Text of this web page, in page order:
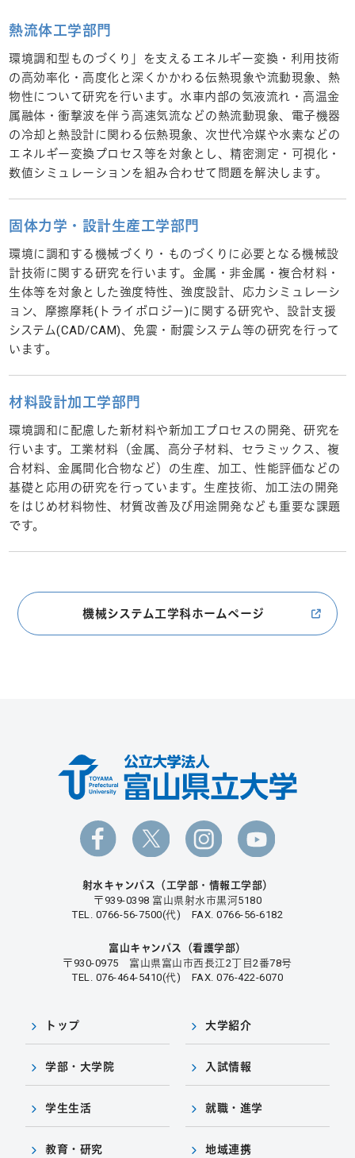
熱流体工学部門
環境調和型ものづくり」を支えるエネルギー変換・利用技術
の高効率化・高度化と深くかかわる伝熱現象や流動現象、熱
物性について研究を行います。水車内部の気液流れ・高温金
属融体・衝撃波を伴う高速気流などの熱流動現象、電子機器
の冷却と熱設計に関わる伝熱現象、次世代冷媒や水素などの
エネルギー変換プロセス等を対象とし、精密測定・可視化・
数値シミュレーションを組み合わせて問題を解決します。
固体力学・設計生産工学部門
環境に調和する機械づくり・ものづくりに必要となる機械設
計技術に関する研究を行います。金属・非金属・複合材料・
生体等を対象とした強度特性、強度設計、応力シミュレーシ
ョン、摩擦摩耗(トライボロジー)に関する研究や、設計支援
システム(CAD/CAM)、免震・耐震システム等の研究を行って
います。
材料設計加工学部門
環境調和に配慮した新材料や新加工プロセスの開発、研究を
行います。工業材料（金属、高分子材料、セラミックス、複
合材料、金属間化合物など）の生産、加工、性能評価などの
基礎と応用の研究を行っています。生産技術、加工法の開発
をはじめ材料物性、材質改善及び用途開発なども重要な課題
です。
機械システム工学科ホームページ
射水キャンパス（工学部・情報工学部）
〒939-0398 富山県射水市黒河5180
TEL. 0766-56-7500(代) FAX. 0766-56-6182
富山キャンパス（看護学部）
〒930-0975 富山県富山市西長江2丁目2番78号
TEL. 076-464-5410(代) FAX. 076-422-6070
トップ 大学紹介
学部・大学院 入試情報
学生生活 就職・進学
教育・研究 地域連携